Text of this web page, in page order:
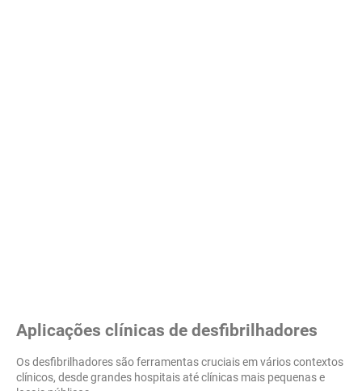
Aplicações clínicas de desfibrilhadores
Os desfibrilhadores são ferramentas cruciais em vários contextos
clínicos, desde grandes hospitais até clínicas mais pequenas e